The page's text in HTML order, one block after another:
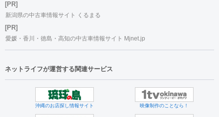
[PR]
新潟県の中古車情報サイト くるまる
[PR]
愛媛・香川・徳島・高知の中古車情報サイト Mjnet.jp
ネットライフが運営する関連サービス
沖縄のお店探し情報サイト 映像制作のことなら！